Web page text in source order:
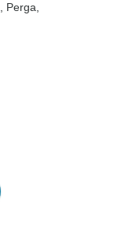
, Perga